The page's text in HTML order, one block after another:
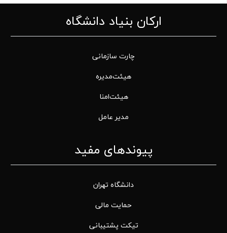
ارکان بنیاد دانشگاه
چارت سازمانی
هیئت‌مدیره
هیئت‌امنا
مدیر عامل
پیوندهای مفید
دانشگاه تهران
حمایت مالی
تیکت پشتیبانی